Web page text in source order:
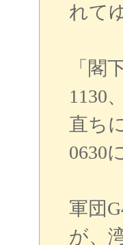
れて
「閣
1130
直ち
0630
軍団
が、